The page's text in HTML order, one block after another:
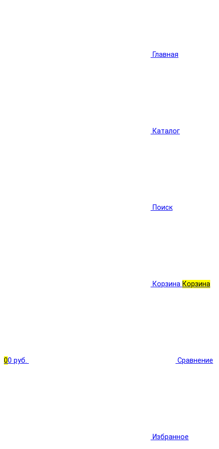
Главная
Каталог
Поиск
Корзина Корзина
00 руб. Сравнение
Избранное